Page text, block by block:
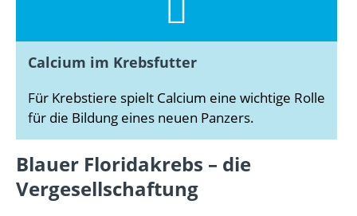
Calcium im Krebsfutter
Für Krebstiere spielt Calcium eine wichtige Rolle
für die Bildung eines neuen Panzers.
Blauer Floridakrebs – die
Vergesellschaftung